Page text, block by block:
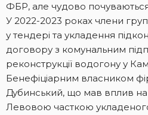
ФБР, але чудово
У 2022-2023 роках члени
у тендері та укладення
договору з комунальним
реконструкції водогону у
Бенефіціарним власником
Дубинський, що мав вплив
Левовою часткою